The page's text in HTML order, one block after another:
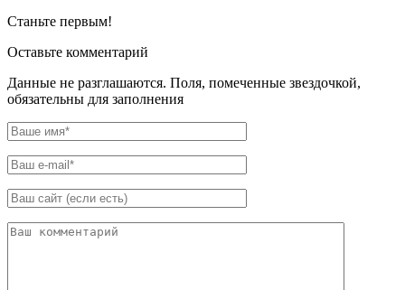
Станьте первым!
Оставьте комментарий
Данные не разглашаются. Поля, помеченные звездочкой,
обязательны для заполнения